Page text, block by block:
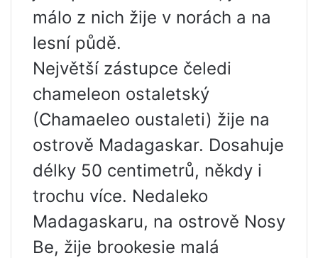
málo z nich žije v norách a na
lesní půdě.
Největší zástupce čeledi
chameleon ostaletský
(Chamaeleo oustaleti) žije na
ostrově Madagaskar. Dosahuje
délky 50 centimetrů, někdy i
trochu více. Nedaleko
Madagaskaru, na ostrově Nosy
Be, žije brookesie malá